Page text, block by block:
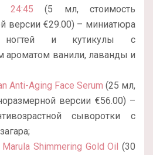
(5 мл, стоимость
версии €29.00) – миниатюра
и кутикулы с
ароматом ванили, лаванды и
Anti-Aging Face Serum (25 мл,
версии €56.00) –
сыворотки с
Shimmering Gold Oil (30